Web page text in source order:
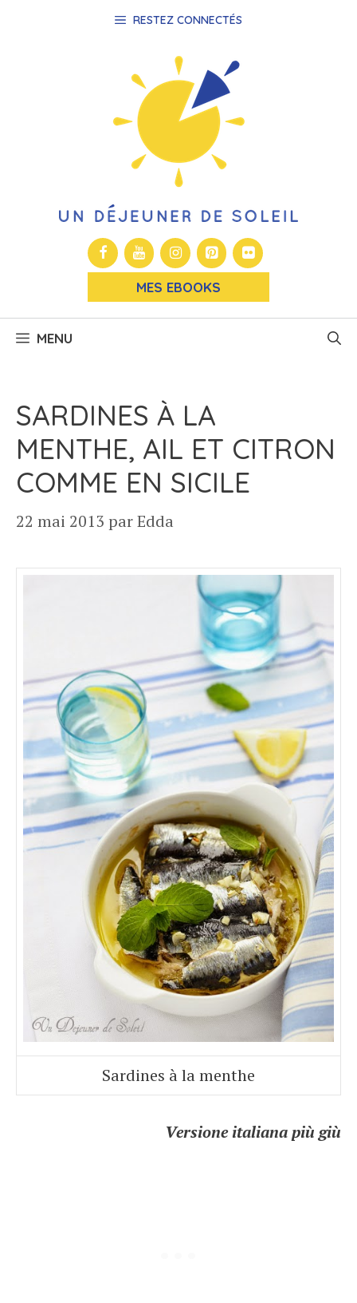
RESTEZ CONNECTÉS
MES EBOOKS
MENU
SARDINES À LA
MENTHE, AIL ET CITRON
COMME EN SICILE
22 mai 2013 parEdda
Sardines à la menthe
Versione italiana più giù